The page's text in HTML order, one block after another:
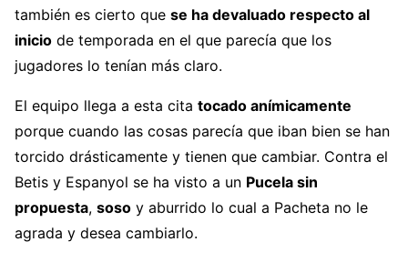
también es cierto que se ha devaluado respecto al
inicio de temporada en el que parecía que los
jugadores lo tenían más claro.
El equipo llega a esta cita tocado anímicamente
porque cuando las cosas parecía que iban bien se han
torcido drásticamente y tienen que cambiar. Contra el
Betis y Espanyol se ha visto a un Pucela sin
propuesta, soso y aburrido lo cual a Pacheta no le
agrada y desea cambiarlo.